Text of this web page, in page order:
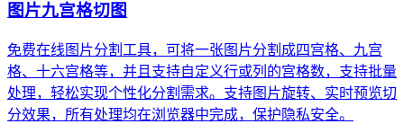
图片九宫格切图
免费在线图片分割工具，可将一张图片分割成四宫格、九宫
格、十六宫格等，并且支持自定义行或列的宫格数，支持批量
处理，轻松实现个性化分割需求。支持图片旋转、实时预览切
分效果，所有处理均在浏览器中完成，保护隐私安全。